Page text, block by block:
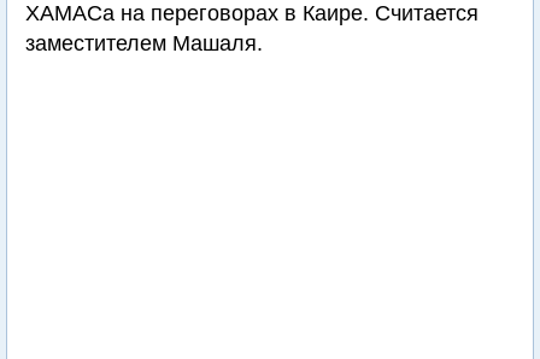
ХАМАСа на переговорах в Каире. Считается
заместителем Машаля.